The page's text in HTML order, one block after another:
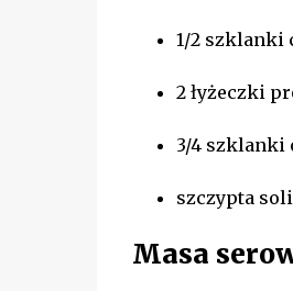
1/2 szklanki
2 łyżeczki
3/4 szklanki
szczypta soli
Masa